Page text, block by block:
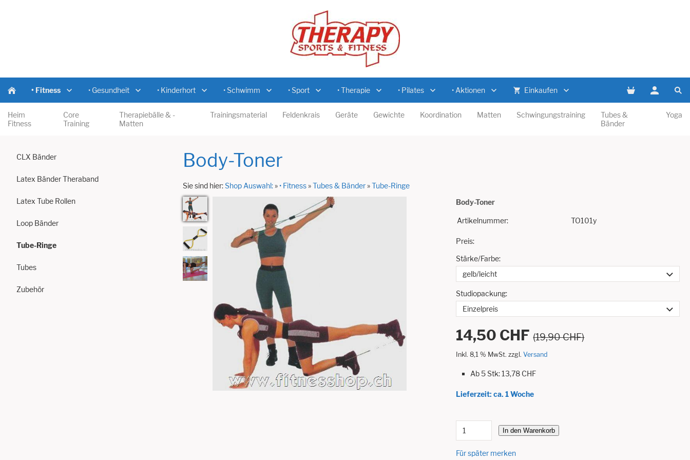
• Fitness • Gesundheit • Kinderhort • Schwimm • Sport • Therapie • Pilates • Aktionen Einkaufen
Heim
Fitness
Core
Training
Therapiebälle & -
Matten
Trainingsmaterial Feldenkrais Geräte Gewichte Koordination Matten Schwingungstraining
Tubes &
Bänder
Yoga
CLX Bänder
Latex Bänder Theraband
Latex Tube Rollen
Loop Bänder
Tube-Ringe
Tubes
Zubehör
Body-Toner
Sie sind hier:Shop Auswahl:»• Fitness»Tubes & Bänder»Tube-Ringe
Body-Toner
Artikelnummer: TO101y
Preis:
Stärke/Farbe:
Studiopackung:
14,50 CHF (19,90 CHF)
Inkl. 8,1 % MwSt. zzgl.Versand
Ab 5 Stk: 13,78 CHF
Lieferzeit: ca. 1 Woche
In den Warenkorb
Für später merken